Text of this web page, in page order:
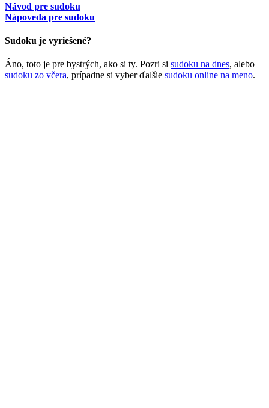
Návod pre sudoku
Nápoveda pre sudoku
Sudoku je vyriešené?
Áno, toto je pre bystrých, ako si ty. Pozri si sudoku na dnes, alebo
sudoku zo včera, prípadne si vyber ďalšie sudoku online na meno.